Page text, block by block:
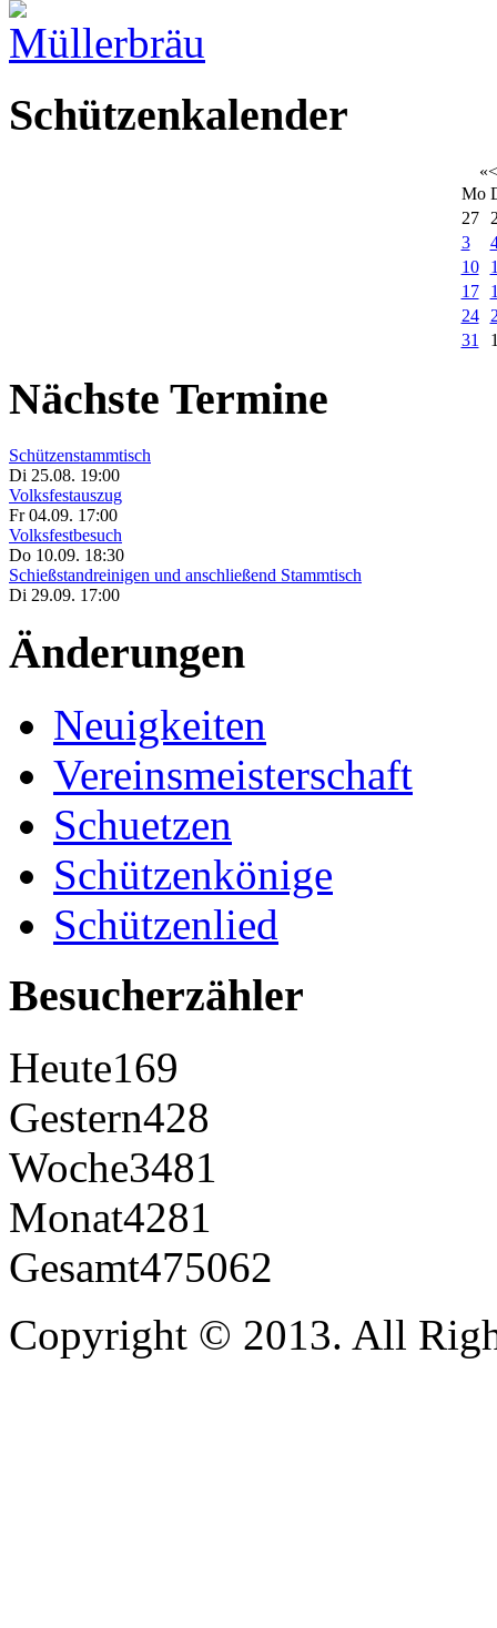
Schützenkalender
«<
Mo
27
3
10
17
24
31
Nächste Termine
Schützenstammtisch
Di 25.08. 19:00
Volksfestauszug
Fr 04.09. 17:00
Volksfestbesuch
Do 10.09. 18:30
Schießstandreinigen und anschließend Stammtisch
Di 29.09. 17:00
Änderungen
Neuigkeiten
Vereinsmeisterschaft
Schuetzen
Schützenkönige
Schützenlied
Besucherzähler
Heute169
Gestern428
Woche3481
Monat4281
Gesamt475062
Copyright © 2013. All